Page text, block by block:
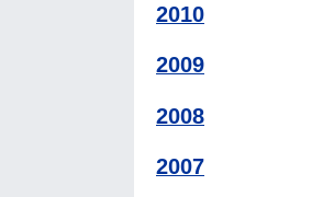
2010
2009
2008
2007